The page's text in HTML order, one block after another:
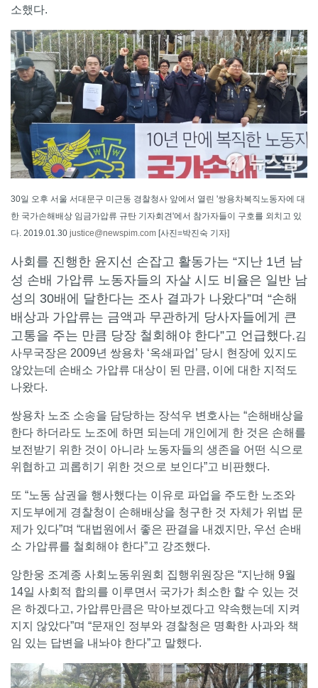
소했다.
30일 오후 서울 서대문구 미근동 경찰청사 앞에서 열린 '쌍용차복직노동자에 대
한 국가손해배상 임금가압류 규탄 기자회견'에서 참가자들이 구호를 외치고 있
다. 2019.01.30 justice@newspim.com [사진=박진숙 기자]
사회를 진행한 윤지선 손잡고 활동가는 “지난 1년 남
성 손배 가압류 노동자들의 자살 시도 비율은 일반 남
성의 30배에 달한다는 조사 결과가 나왔다”며 “손해
배상과 가압류는 금액과 무관하게 당사자들에게 큰
고통을 주는 만큼 당장 철회해야 한다”고 언급했다.김
사무국장은 2009년 쌍용차 ‘옥쇄파업’ 당시 현장에 있지도
않았는데 손배소 가압류 대상이 된 만큼, 이에 대한 지적도
나왔다.
쌍용차 노조 소송을 담당하는 장석우 변호사는 “손해배상을
한다 하더라도 노조에 하면 되는데 개인에게 한 것은 손해를
보전받기 위한 것이 아니라 노동자들의 생존을 어떤 식으로
위협하고 괴롭히기 위한 것으로 보인다”고 비판했다.
또 “노동 삼권을 행사했다는 이유로 파업을 주도한 노조와
지도부에게 경찰청이 손해배상을 청구한 것 자체가 위법 문
제가 있다”며 “대법원에서 좋은 판결을 내겠지만, 우선 손배
소 가압류를 철회해야 한다”고 강조했다.
앙한웅 조계종 사회노동위원회 집행위원장은 “지난해 9월
14일 사회적 합의를 이루면서 국가가 최소한 할 수 있는 것
은 하겠다고, 가압류만큼은 막아보겠다고 약속했는데 지켜
지지 않았다”며 “문재인 정부와 경찰청은 명확한 사과와 책
임 있는 답변을 내놔야 한다”고 말했다.